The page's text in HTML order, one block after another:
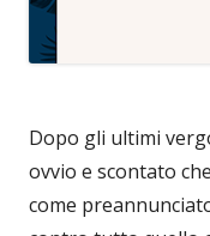
Dopo gli ultimi
ovvio e scontato
come